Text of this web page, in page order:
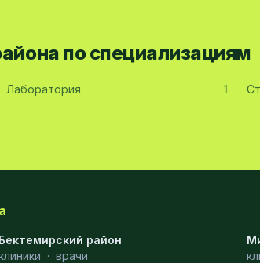
по специализациям
Лаборатория 1
Бектемирский район
· врачи